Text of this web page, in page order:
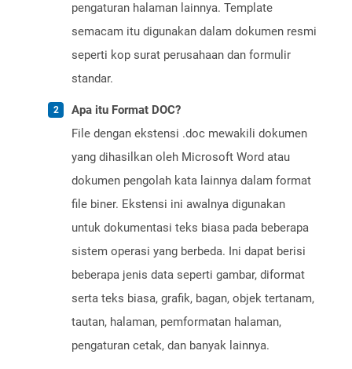
pengaturan halaman lainnya. Template
semacam itu digunakan dalam dokumen resmi
seperti kop surat perusahaan dan formulir
standar.
Apa itu Format DOC?
File dengan ekstensi .doc mewakili dokumen
yang dihasilkan oleh Microsoft Word atau
dokumen pengolah kata lainnya dalam format
file biner. Ekstensi ini awalnya digunakan
untuk dokumentasi teks biasa pada beberapa
sistem operasi yang berbeda. Ini dapat berisi
beberapa jenis data seperti gambar, diformat
serta teks biasa, grafik, bagan, objek tertanam,
tautan, halaman, pemformatan halaman,
pengaturan cetak, dan banyak lainnya.